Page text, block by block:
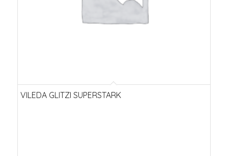
VILEDA GLITZI SUPERSTARK